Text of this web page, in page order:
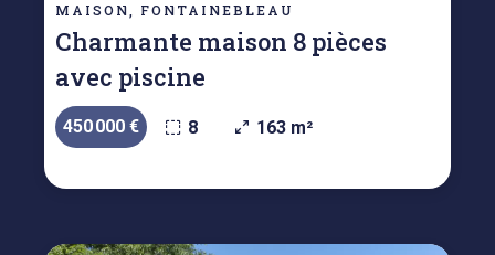
MAISON, FONTAINEBLEAU
Charmante maison 8 pièces
avec piscine
450 000 € 8 163 m²